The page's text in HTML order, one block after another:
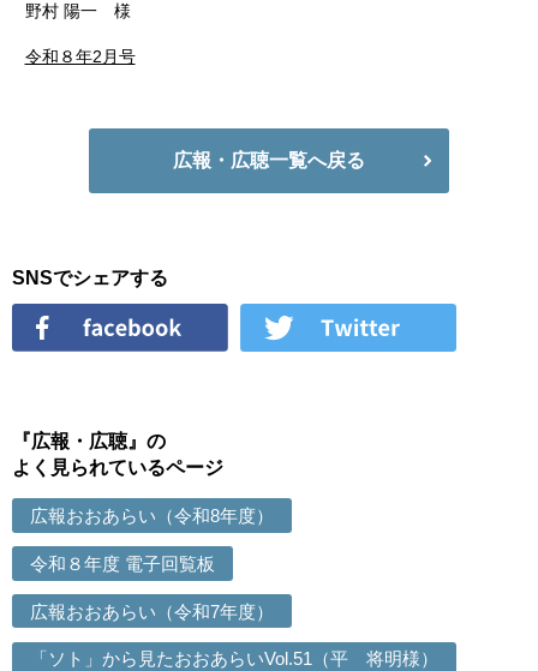
野村 陽一 様
令和８年2月号
広報・広聴一覧へ戻る
SNSでシェアする
『広報・広聴』の
よく見られているページ
広報おおあらい（令和8年度）
令和８年度 電子回覧板
広報おおあらい（令和7年度）
「ソト」から見たおおあらいVol.51（平 将明様）